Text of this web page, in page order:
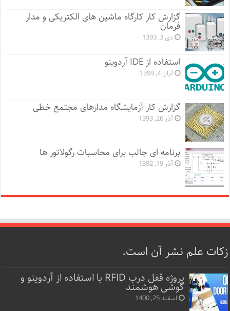
گزارش کار کارگاه ماشین های الکتریکی و مدار
فرمان
دی 3, 1393
استفاده از IDE آردوینو
آبان 4, 1399
گزارش کار آزمایشگاه مدارهای مجتمع خطی
آذر 26, 1393
برنامه ای جالب برای محاسبات رگولاتور ها
آذر 19, 1392
زکات علم نشر آن است.
پروژه قفل‌ درب RFID با استفاده از آردوینو و
گوشی هوشمند
اسفند 25, 1400